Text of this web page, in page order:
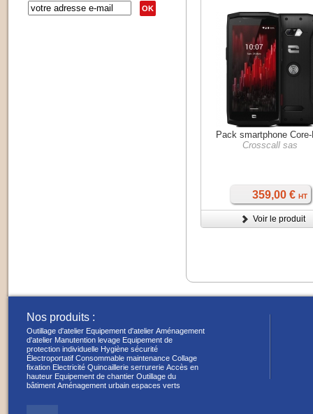
OK
Pack smartphone
Crosscall sas
359,00 € HT
Voir le produit
Nos produits :
Outillage d'atelier Equipement d'atelier Aménagement
d'atelier Manutention levage Equipement de
protection individuelle Hygiène sécurité
Électroportatif Consommable maintenance Collage
fixation Electricité Quincaillerie serrurerie Accès en
hauteur Equipement de chantier Outillage du
bâtiment Aménagement urbain espaces verts